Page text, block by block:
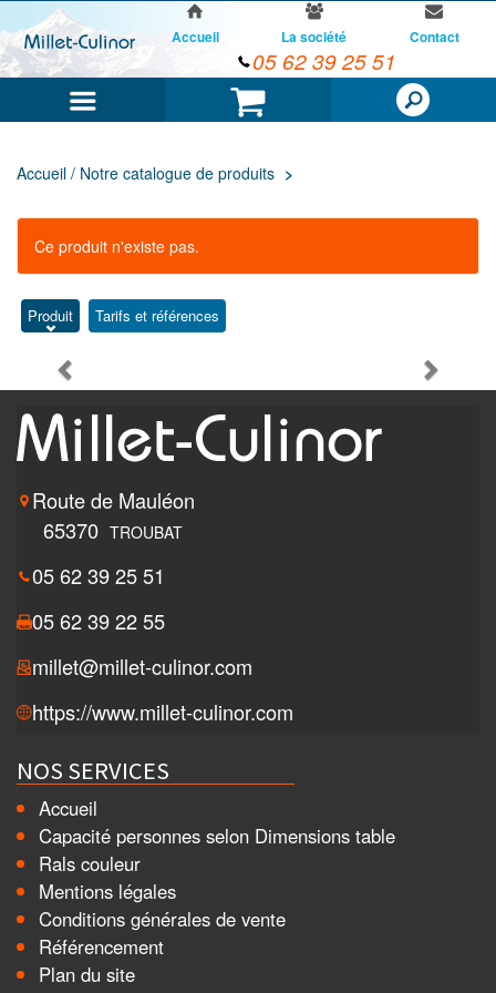
Panier
Accueil La société Contact
05 62 39 25 51
Accueil / Notre catalogue de produits
Ce produit n'existe pas.
Produit Tarifs et références
Route de Mauléon
65370 TROUBAT
05 62 39 25 51
05 62 39 22 55
millet@millet-culinor.com
https://www.millet-culinor.com
NOS SERVICES
Accueil
Capacité personnes selon Dimensions table
Rals couleur
Mentions légales
Conditions générales de vente
Référencement
Plan du site